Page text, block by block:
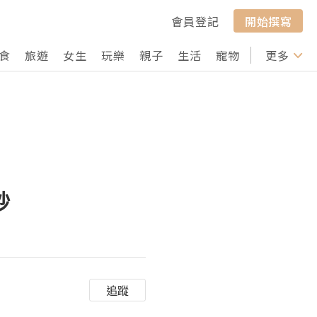
會員登記
開始撰寫
旅遊 女生 玩樂 親子 生活 寵物 行山 打卡
更多
追蹤